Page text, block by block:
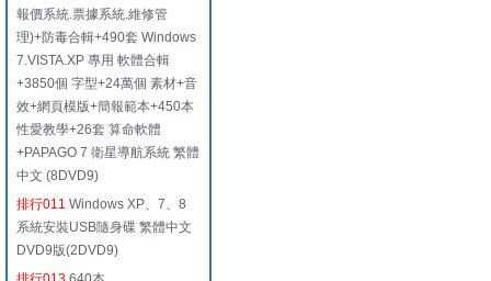
報價系統.票據系統.維修管
理)+防毒合輯+490套 Windows
7.VISTA.XP 專用 軟體合輯
+3850個 字型+24萬個 素材+音
效+網頁模版+簡報範本+450本
性愛教學+26套 算命軟體
+PAPAGO 7 衛星導航系統 繁體
中文 (8DVD9)
排行011 Windows XP、7、8
系統安裝USB隨身碟 繁體中文
DVD9版(2DVD9)